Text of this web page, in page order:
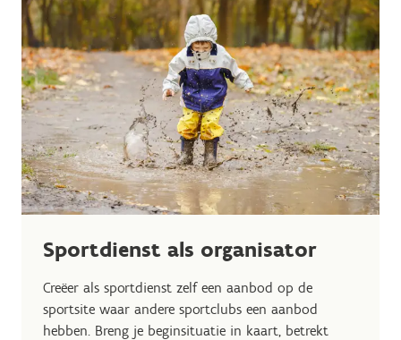
Sportdienst als organisator
Creëer als sportdienst zelf een aanbod op de
sportsite waar andere sportclubs een aanbod
hebben. Breng je beginsituatie in kaart, betrekt